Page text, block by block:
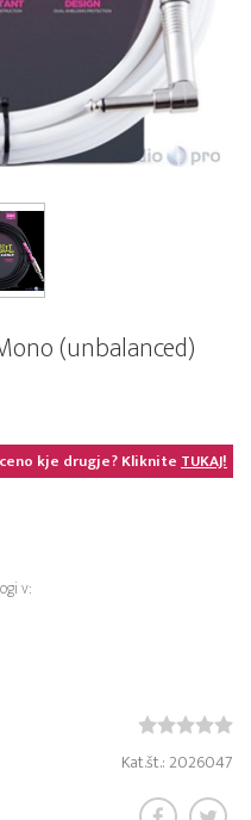
(unbalanced)
kje drugje? KlikniteTUKAJ!
v:
Kat.št.: 2026047